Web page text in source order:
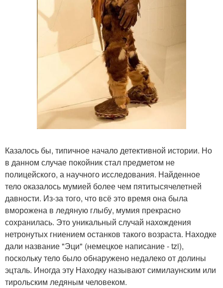
Казалось бы, типичное начало детективной истории. Но
в данном случае покойник стал предметом не
полицейского, а научного исследования. Найденное
тело оказалось мумией более чем пятитысячелетней
давности. Из-за того, что всё это время она была
вморожена в ледяную глыбу, мумия прекрасно
сохранилась. Это уникальный случай нахождения
нетронутых гниением останков такого возраста. Находке
дали название "Эци" (немецкое написание - tzi),
поскольку тело было обнаружено недалеко от долины
эцталь. Иногда эту Находку называют симилаунским или
тирольским ледяным человеком.